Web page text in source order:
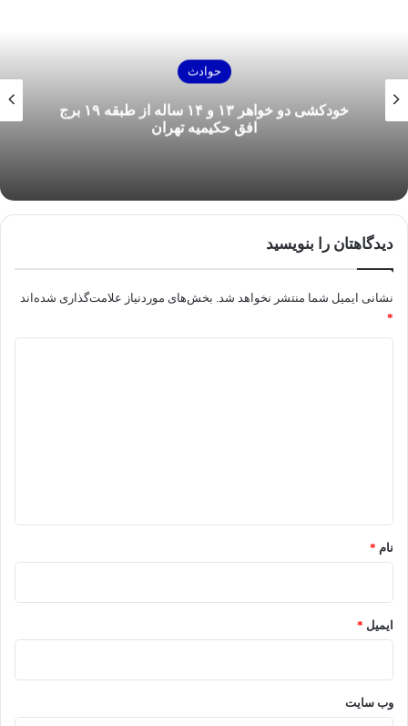
حوادث
خودکشی دو خواهر ۱۳ و ۱۴ ساله از طبقه ۱۹ برج
افق حکیمیه تهران
دیدگاهتان را بنویسید
نشانی ایمیل شما منتشر نخواهد شد. بخش‌های موردنیاز علامت‌گذاری شده‌اند
*
نام *
ایمیل *
وب‌ سایت